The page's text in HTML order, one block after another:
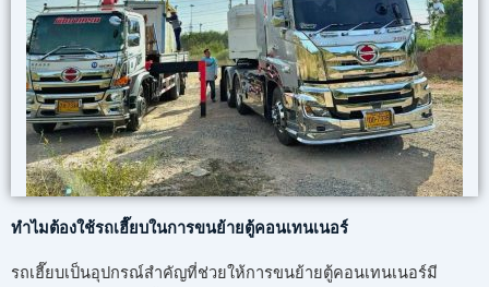
ทำไมต้องใช้รถเฮี๊ยบในการขนย้ายตู้คอนเทนเนอร์
รถเฮี๊ยบเป็นอุปกรณ์สำคัญที่ช่วยให้การขนย้ายตู้คอนเทนเนอร์มี